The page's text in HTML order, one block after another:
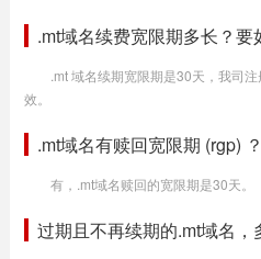
.mt域名续费宽限期多长？要
.mt 域名续期宽限期是30天，我司
效。
.mt域名有赎回宽限期 (rgp) ？
有，.mt域名赎回的宽限期是30天。
过期且不再续期的.mt域名，